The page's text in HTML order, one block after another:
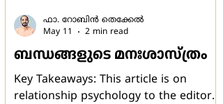
ബന്ധങ്ങളുടെ മനഃശാസ്ത്രം
Key Takeaways: This article is on
relationship psychology to the editor.
ഫാ. റോബിന്‍ തെക്കേല്‍
May 11
2 min read